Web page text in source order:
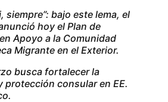
siempre”: bajo este lema, el
hoy el Plan de
Apoyo a la Comunidad
Migrante en el Exterior.
busca fortalecer la
protección consular en EE.